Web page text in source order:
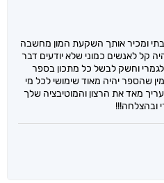
ומכיר אותך השקעת המון מחשבה
קל לאנשים כמוני שלא יודעים דבר
לגמרי וחשק לבשל כל מתכון בספר
שהספר יהיה מאוד שימושי לכל מי
מאד את הרצון והמוטיבציה שלך